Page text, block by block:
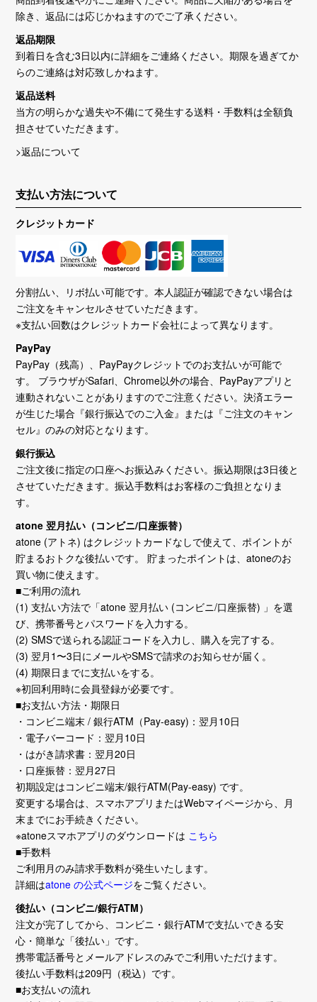
除き、返品には応じかねますのでご了承ください。
返品期限
到着日を含む3日以内に詳細をご連絡ください。期限を過ぎてか
らのご連絡は対応致しかねます。
返品送料
当方の明らかな過失や不備にて発生する送料・手数料は全額負
担させていただきます。
>返品について
支払い方法について
クレジットカード
分割払い、リボ払い可能です。本人認証が確認できない場合は
ご注文をキャンセルさせていただきます。
※支払い回数はクレジットカード会社によって異なります。
PayPay
PayPay（残高）、PayPayクレジットでのお支払いが可能で
す。 ブラウザがSafari、Chrome以外の場合、PayPayアプリと
連動されないことがありますのでご注意ください。決済エラー
が生じた場合『銀行振込でのご入金』または『ご注文のキャン
セル』のみの対応となります。
銀行振込
ご注文後に指定の口座へお振込みください。振込期限は3日後と
させていただきます。振込手数料はお客様のご負担となりま
す。
atone 翌月払い（コンビニ/口座振替）
atone (アトネ) はクレジットカードなしで使えて、ポイントが
貯まるおトクな後払いです。 貯まったポイントは、atoneのお
買い物に使えます。
■ご利用の流れ
(1) 支払い方法で「atone 翌月払い (コンビニ/口座振替) 」を選
び、携帯番号とパスワードを入力する。
(2) SMSで送られる認証コードを入力し、購入を完了する。
(3) 翌月1〜3日にメールやSMSで請求のお知らせが届く。
(4) 期限日までに支払いをする。
※初回利用時に会員登録が必要です。
■お支払い方法・期限日
・コンビニ端末 / 銀行ATM（Pay-easy)：翌月10日
・電子バーコード：翌月10日
・はがき請求書：翌月20日
・口座振替：翌月27日
初期設定はコンビニ端末/銀行ATM(Pay-easy) です。
変更する場合は、スマホアプリまたはWebマイページから、月
末までにお手続きください。
※atoneスマホアプリのダウンロードは こちら
■手数料
ご利用月のみ請求手数料が発生いたします。
詳細はatone の公式ページをご覧ください。
後払い（コンビニ/銀行ATM）
注文が完了してから、コンビニ・銀行ATMで支払いできる安
心・簡単な「後払い」です。
携帯電話番号とメールアドレスのみでご利用いただけます。
後払い手数料は209円（税込）です。
■お支払いの流れ